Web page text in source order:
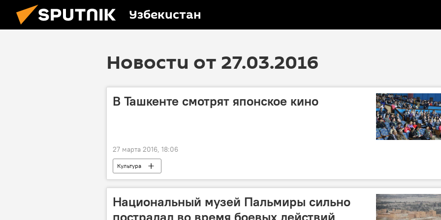
Узбекистан
Новости от 27.03.2016
В Ташкенте смотрят японское кино
27 марта 2016, 18:06
Культура
Национальный музей Пальмиры сильно